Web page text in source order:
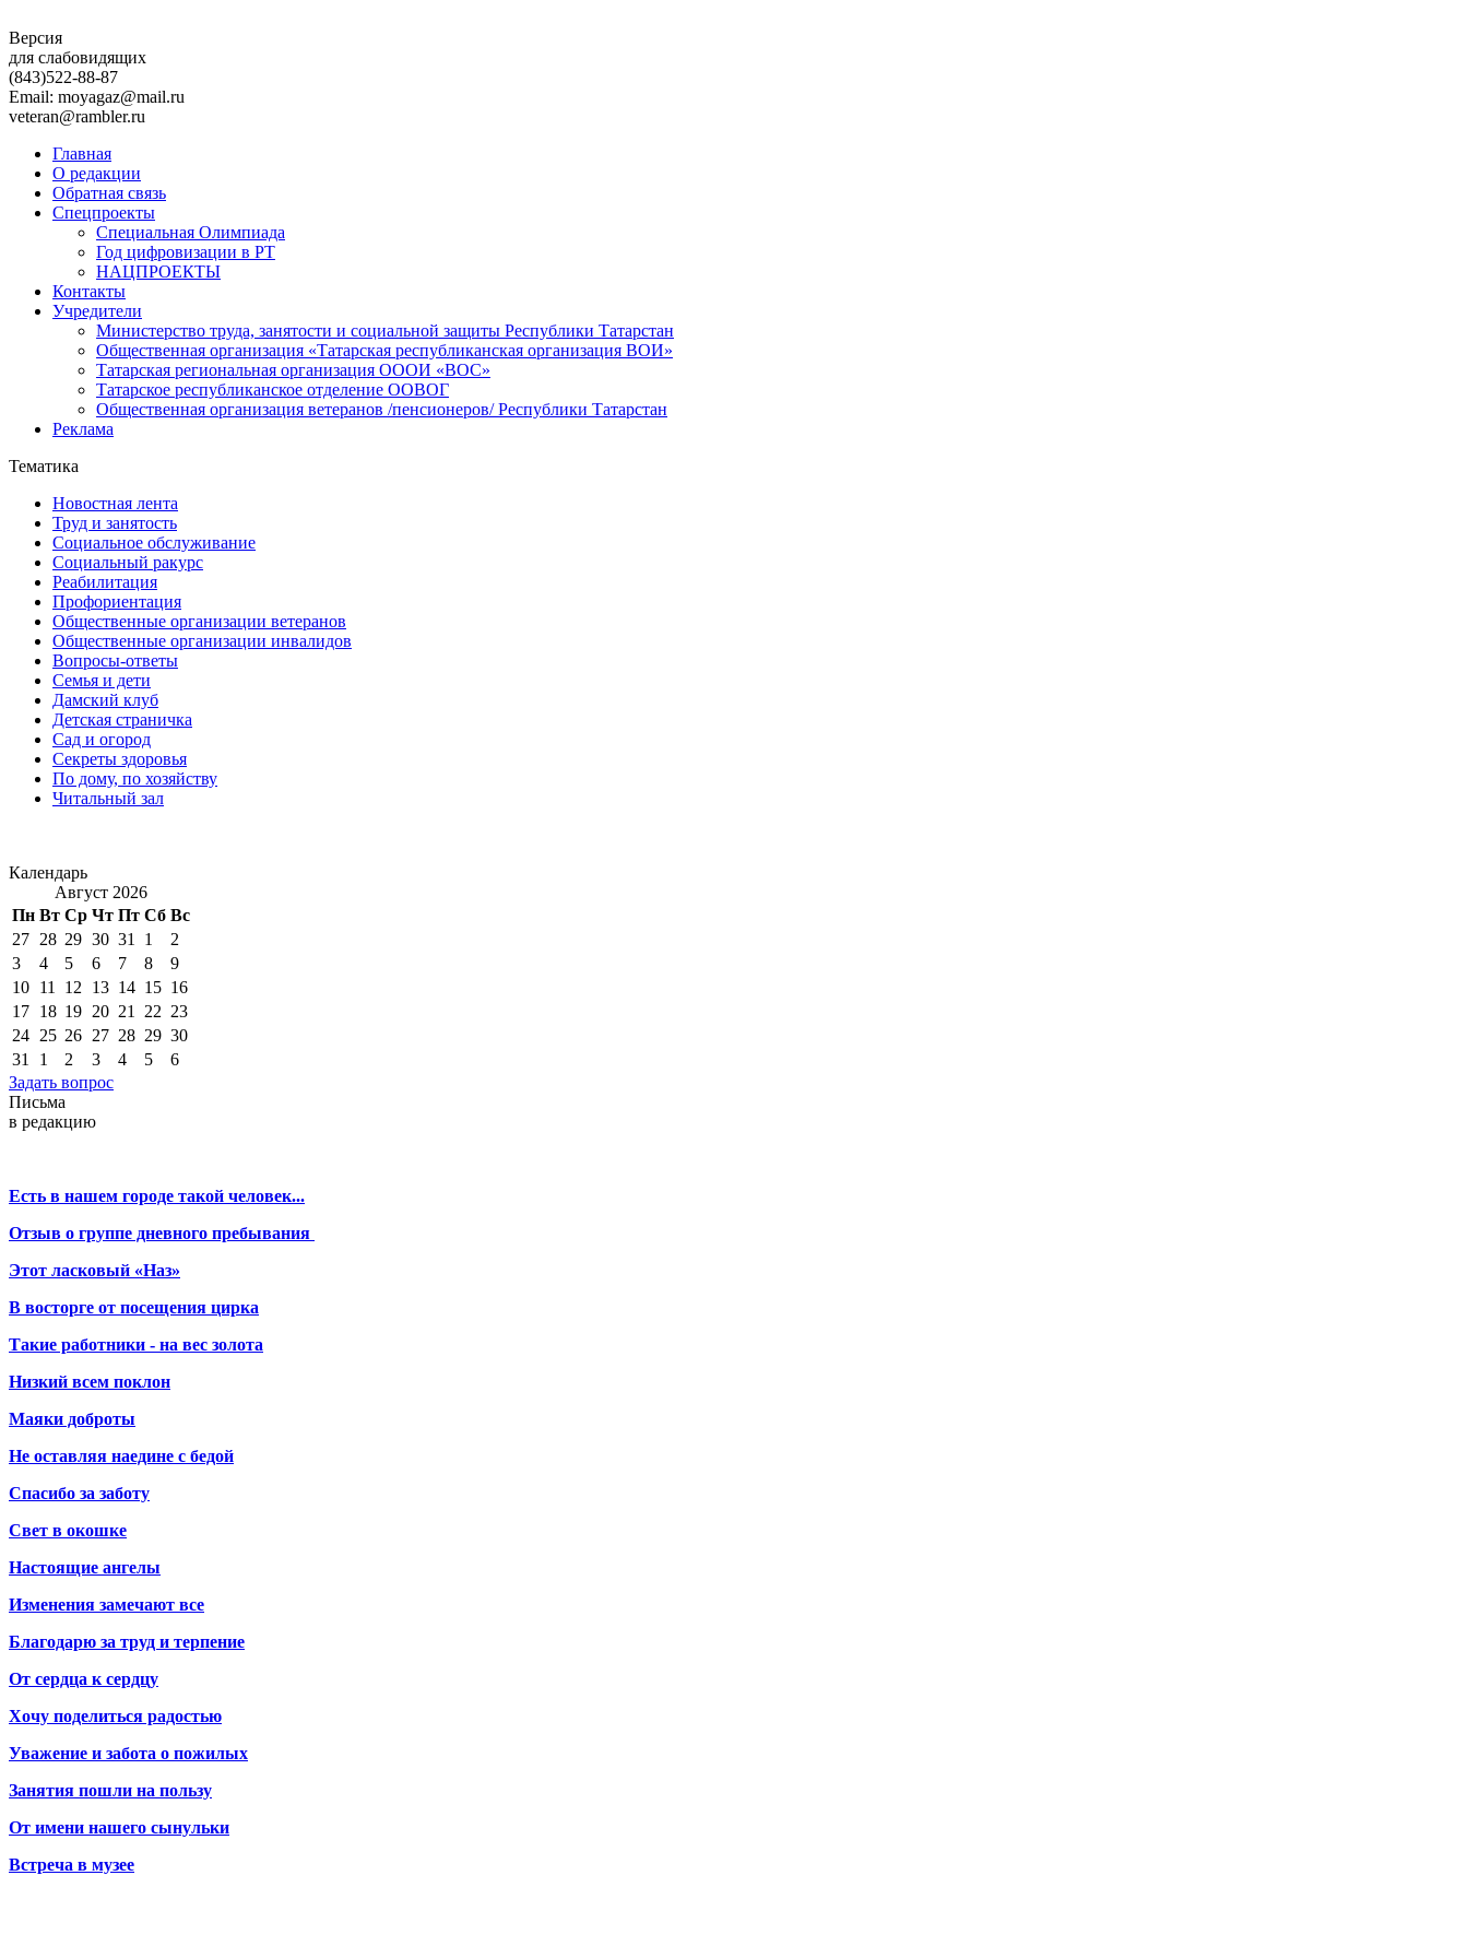
Версия
для слабовидящих
(843)522-88-87
Email: moyagaz@mail.ru
veteran@rambler.ru
Главная
О редакции
Обратная связь
Спецпроекты
Специальная Олимпиада
Год цифровизации в РТ
НАЦПРОЕКТЫ
Контакты
Учредители
Министерство труда, занятости и социальной защиты Республики Татарстан
Общественная организация «Татарская республиканская организация ВОИ»
Татарская региональная организация ОООИ «ВОС»
Татарское республиканское отделение ООВОГ
Общественная организация ветеранов /пенсионеров/ Республики Татарстан
Реклама
Тематика
Новостная лента
Труд и занятость
Социальное обслуживание
Социальный ракурс
Реабилитация
Профориентация
Общественные организации ветеранов
Общественные организации инвалидов
Вопросы-ответы
Семья и дети
Дамский клуб
Детская страничка
Сад и огород
Секреты здоровья
По дому, по хозяйству
Читальный зал
Календарь
Август 2026
Пн Вт Ср Чт Пт Сб Вс
27 28 29 30 31 1
2
3
4 5 6 7 8
9
10 11 12 13 14 15 16
17 18 19 20 21 22 23
24 25 26 27 28 29 30
31
1 2 3 4 5
6
Задать вопрос
Письма
в редакцию
Есть в нашем городе такой человек...
Отзыв о группе дневного пребывания
Этот ласковый «Наз»
В восторге от посещения цирка
Такие работники - на вес золота
Низкий всем поклон
Маяки доброты
Не оставляя наедине с бедой
Спасибо за заботу
Свет в окошке
Настоящие ангелы
Изменения замечают все
Благодарю за труд и терпение
От сердца к сердцу
Хочу поделиться радостью
Уважение и забота о пожилых
Занятия пошли на пользу
От имени нашего сынульки
Встреча в музее